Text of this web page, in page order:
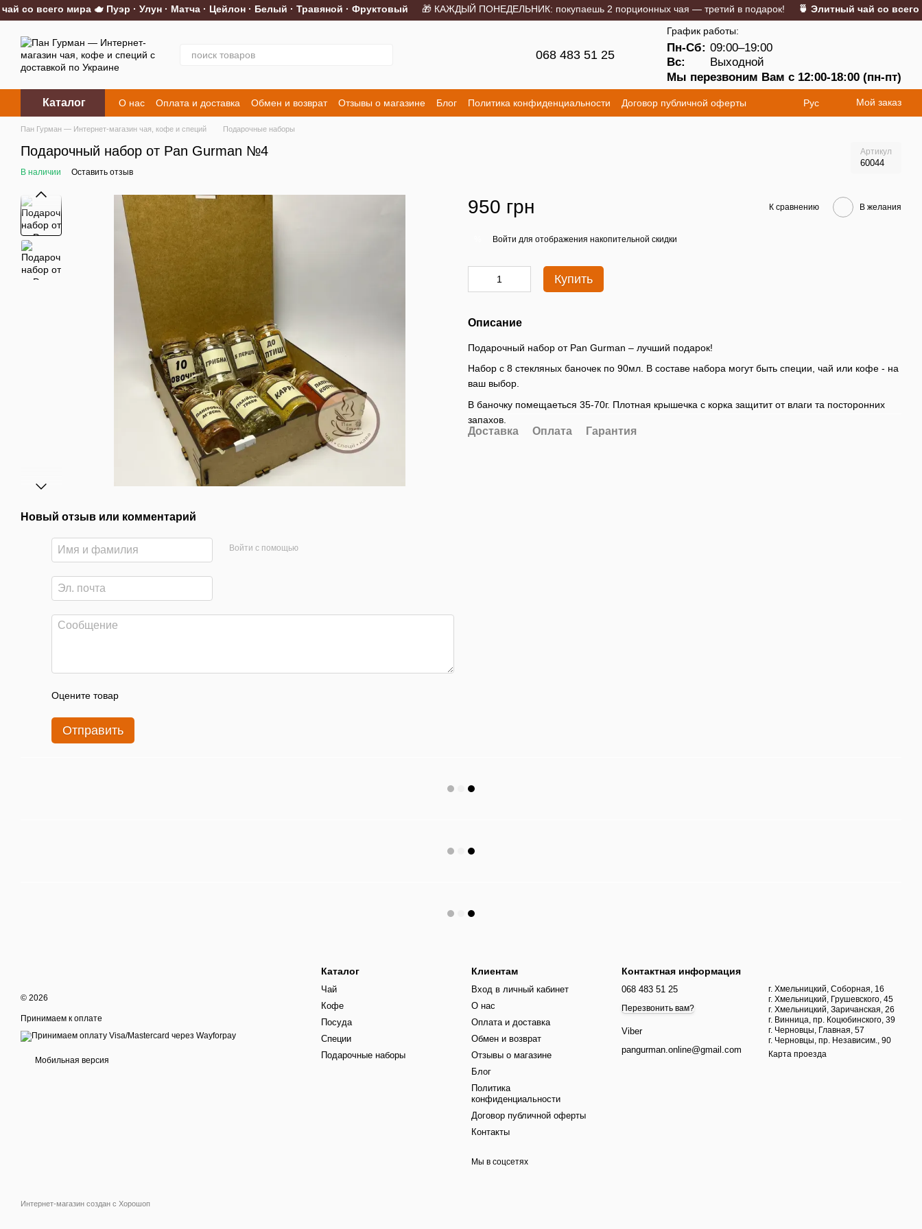
Перейти к основному контенту
всего мира 🫖 Пуэр · Улун · Матча · Цейлон · Белый · Травяной · Фруктовый🎁 КАЖДЫЙ ПОНЕДЕЛЬНИК: покупаешь 2 порционных чая — третий в подарок!🍵 Элитный чай со всего
068 483 51 25
График работы:
Пн-Сб: 09:00–19:00
Вс:
Выходной
Мы перезвоним Вам с 12:00-18:00 (пн-пт)
Каталог О нас Оплата и доставка Обмен и возврат Отзывы о магазине Блог Политика конфиденциальности
Договор публичной оферты
Контакты
Рус Мой заказ
Пан Гурман — Интернет-магазин чая, кофе и специй Подарочные наборы
Подарочный набор от Pan Gurman №4 Артикул
60044
В наличии Оставить отзыв
Новый отзыв или комментарий
Войти с помощью
Оцените товар
Отправить
950 грн К сравнению В желания
Войти для отображения накопительной скидки
Купить
Описание
Подарочный набор от Pan Gurman – лучший подарок!
Набор с 8 стекляных баночек по 90мл. В составе набора могут быть специи, чай или кофе - на
ваш выбор.
В баночку помещаеться 35-70г. Плотная крышечка с корка защитит от влаги та посторонних
запахов.
Доставка Оплата Гарантия
© 2026
Принимаем к оплате
Мобильная версия
Интернет-магазин создан с Хорошоп
Каталог
Чай
Кофе
Посуда
Специи
Подарочные наборы
Клиентам
Вход в личный кабинет
О нас
Оплата и доставка
Обмен и возврат
Отзывы о магазине
Блог
Политика
конфиденциальности
Договор публичной оферты
Контакты
Мы в соцсетях
Контактная информация
068 483 51 25
Перезвонить вам?
Viber
pangurman.online@gmail.com
г. Хмельницкий, Соборная, 16
г. Хмельницкий, Грушевского, 45
г. Хмельницкий, Заричанская, 26
г. Винница, пр. Коцюбинского, 39
г. Черновцы, Главная, 57
г. Черновцы, пр. Независим., 90
Карта проезда